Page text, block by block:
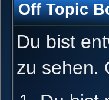
Off Topic
Du bist
zu sehen.